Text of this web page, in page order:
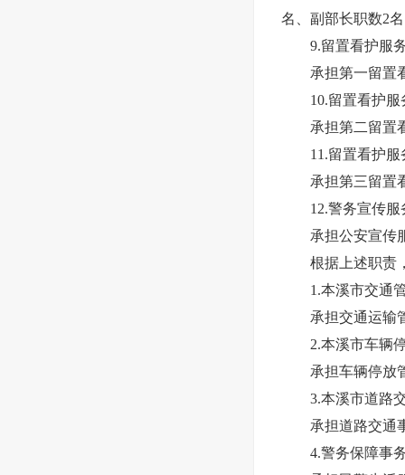
名、副部长职数2
9.留置看护服
承担第一留置看
10.留置看护服
承担第二留置看
11.留置看护服
承担第三留置看
12.警务宣传服
承担公安宣传服
根据上述职责，
1.本溪市交通管
承担交通运输管
2.本溪市车辆停
承担车辆停放管
3.本溪市道路交
承担道路交通事
4.警务保障事